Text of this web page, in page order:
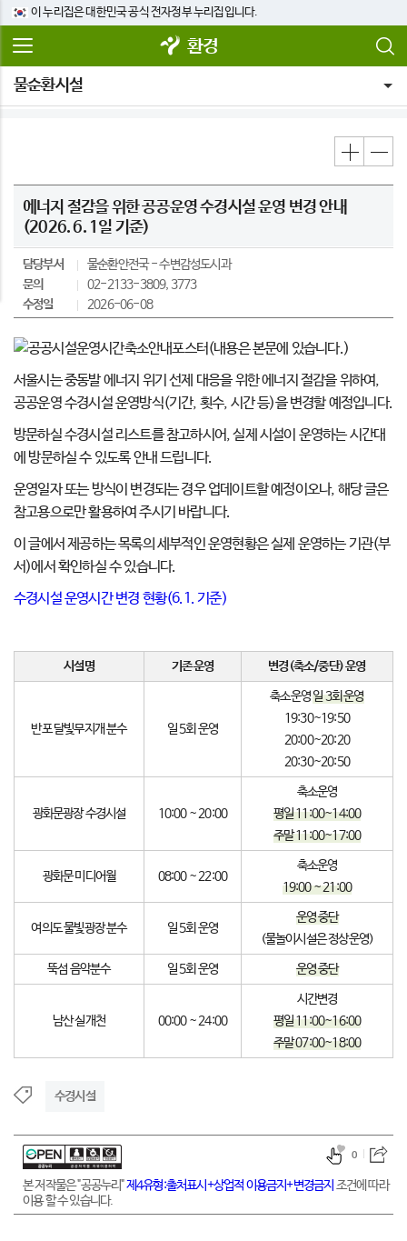
이 누리집은 대한민국 공식 전자정부 누리집입니다.
환경
물순환시설
에너지 절감을 위한 공공운영 수경시설 운영 변경 안내
(2026. 6. 1일 기준)
담당부서 물순환안전국
수변감성도시과
문의
02-2133-3809, 3773
수정일
2026-06-08
서울시는 중동발 에너지 위기 선제 대응을 위한 에너지 절감을 위하여,
공공운영 수경시설 운영방식(기간, 횟수, 시간 등)을 변경할 예정입니다.
방문하실 수경시설 리스트를 참고하시어, 실제 시설이 운영하는 시간대
에 방문하실 수 있도록 안내 드립니다.
운영일자 또는 방식이 변경되는 경우 업데이트할 예정이오나, 해당 글은
참고용으로만 활용하여 주시기 바랍니다.
이 글에서 제공하는 목록의 세부적인 운영현황은 실제 운영하는 기관(부
서)에서 확인하실 수 있습니다.
수경시설 운영시간 변경 현황(6.1. 기준)
시설명 기존 운영 변경(축소/중단) 운영
반포 달빛무지개 분수 일 5회 운영
축소운영일 3회 운영
19:30~19:50
20:00~20:20
20:30~20:50
광화문광장 수경시설 10:00 ~ 20:00
축소운영
평일 11:00~14:00
주말 11:00~17:00
광화문 미디어월 08:00 ~ 22:00
축소운영
19:00 ~ 21:00
여의도 물빛광장 분수 일 5회 운영
운영 중단
(물놀이시설은 정상운영)
뚝섬 음악분수 일 5회 운영 운영 중단
남산 실개천 00:00 ~ 24:00
시간변경
평일 11:00~16:00
주말 07:00~18:00
수경시설
본 저작물은 "공공누리"제4유형:출처표시+상업적 이용금지+변경금지 조건에 따라
이용 할 수 있습니다.
0